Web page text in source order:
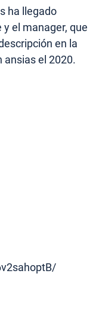
ha llegado
el manager, que
en la
ansias el 2020.